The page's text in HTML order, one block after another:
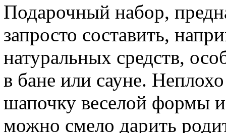
Подарочный набор,
запросто составить,
натуральных средств,
в бане или сауне.
шапочку веселой формы
можно смело дарить